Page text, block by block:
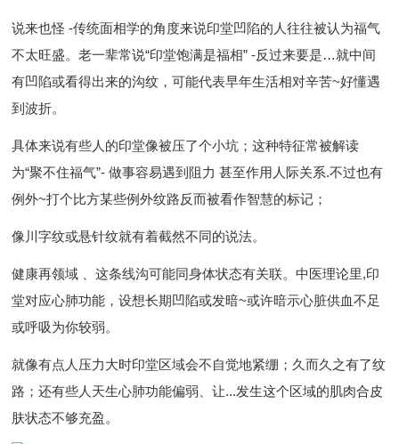
说来也怪 -传统面相学的角度来说印堂凹陷的人往往被认为福气
不太旺盛。老一辈常说“印堂饱满是福相” -反过来要是…就中间
有凹陷或看得出来的沟纹，可能代表早年生活相对辛苦~好懂遇
到波折。
具体来说有些人的印堂像被压了个小坑；这种特征常被解读
为“聚不住福气”- 做事容易遇到阻力 甚至作用人际关系.不过也有
例外~打个比方某些例外纹路反而被看作智慧的标记；
像川字纹或悬针纹就有着截然不同的说法。
健康再领域 、这条线沟可能同身体状态有关联。中医理论里,印
堂对应心肺功能，设想长期凹陷或发暗~或许暗示心脏供血不足
或呼吸为你较弱。
就像有点人压力大时印堂区域会不自觉地紧绷；久而久之有了纹
路；还有些人天生心肺功能偏弱、让...发生这个区域的肌肉合皮
肤状态不够充盈。